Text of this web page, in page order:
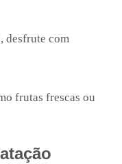
desfrute com
frutas frescas ou